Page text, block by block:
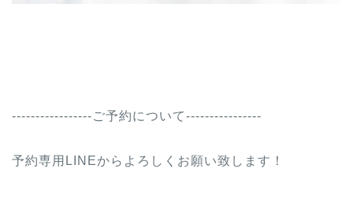
-----------------ご予約について----------------
予約専用LINEからよろしくお願い致します！